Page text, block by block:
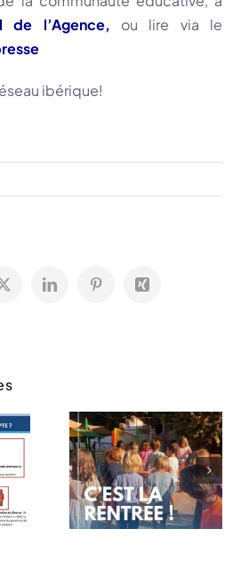
de l’Agence, ou lire via le
ibérique!
X LinkedInPinterestXing
Message
de rentrée